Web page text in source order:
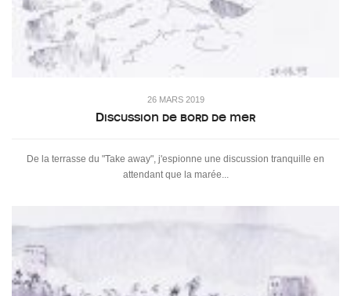
26 MARS 2019
Discussion de bord de mer
De la terrasse du "Take away", j'espionne une discussion tranquille en
attendant que la marée...